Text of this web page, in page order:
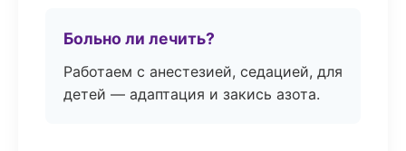
Больно ли лечить?
Работаем с анестезией, седацией, для
детей — адаптация и закись азота.